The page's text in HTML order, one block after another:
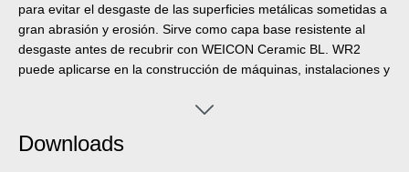
para evitar el desgaste de las superficies metálicas sometidas a
gran abrasión y erosión. Sirve como capa base resistente al
desgaste antes de recubrir con WEICON Ceramic BL. WR2
puede aplicarse en la construcción de máquinas, instalaciones y
Downloads